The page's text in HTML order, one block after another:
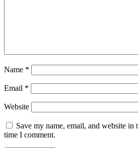
Name *
Email *
Website
Save my name, email, and website
time I comment.